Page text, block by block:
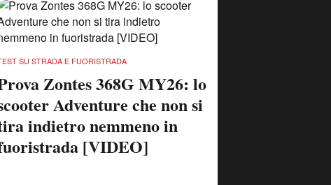
SU STRADA E FUORISTRADA
Zontes 368G MY26: lo
Adventure che non si
indietro nemmeno in
[VIDEO]